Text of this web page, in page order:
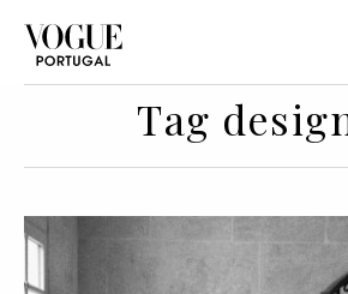
Tag